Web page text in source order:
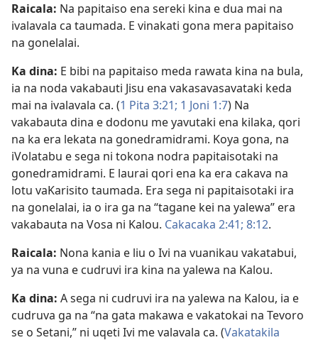
Raicala: Na papitaiso ena sereki kina e dua mai na
ivalavala ca taumada. E vinakati gona mera papitaiso
na gonelalai.
Ka dina: E bibi na papitaiso meda rawata kina na bula,
ia na noda vakabauti Jisu ena vakasavasavataki keda
mai na ivalavala ca. (1 Pita 3:21; 1 Joni 1:7) Na
vakabauta dina e dodonu me yavutaki ena kilaka, qori
na ka era lekata na gonedramidrami. Koya gona, na
iVolatabu e sega ni tokona nodra papitaisotaki na
gonedramidrami. E laurai qori ena ka era cakava na
lotu vaKarisito taumada. Era sega ni papitaisotaki ira
na gonelalai, ia o ira ga na “tagane kei na yalewa” era
vakabauta na Vosa ni Kalou. Cakacaka 2:41; 8:12.
Raicala: Nona kania e liu o Ivi na vuanikau vakatabui,
ya na vuna e cudruvi ira kina na yalewa na Kalou.
Ka dina: A sega ni cudruvi ira na yalewa na Kalou, ia e
cudruva ga na “na gata makawa e vakatokai na Tevoro
se o Setani,” ni uqeti Ivi me valavala ca. (Vakatakila